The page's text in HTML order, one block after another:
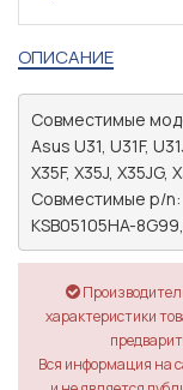
ОПИСАНИЕ
Совместимые
Asus U31, U31F,
X35F, X35J, X35JG,
Совместимые p/n:
характеристики
Вся информация на